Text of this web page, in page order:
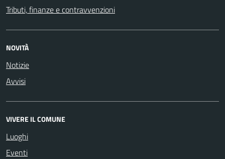
Tributi, finanze e contravvenzioni
NOVITÀ
Notizie
Avvisi
VIVERE IL COMUNE
Luoghi
Eventi